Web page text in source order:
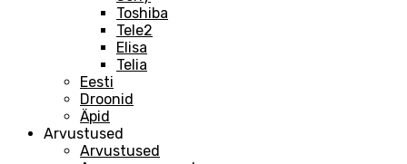
Toshiba
Tele2
Elisa
Telia
Eesti
Droonid
Äpid
Arvustused
Arvustused